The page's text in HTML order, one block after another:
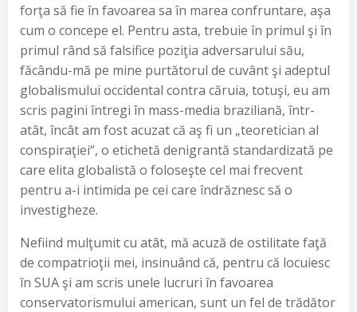
forţa să fie în favoarea sa în marea confruntare, aşa
cum o concepe el. Pentru asta, trebuie în primul şi în
primul rând să falsifice poziţia adversarului său,
făcându-mă pe mine purtătorul de cuvânt şi adeptul
globalismului occidental contra căruia, totuşi, eu am
scris pagini întregi în mass-media braziliană, într-
atât, încât am fost acuzat că aş fi un „teoretician al
conspiraţiei“, o etichetă denigrantă standardizată pe
care elita globalistă o foloseşte cel mai frecvent
pentru a-i intimida pe cei care îndrăznesc să o
investigheze.
Nefiind mulţumit cu atât, mă acuză de ostilitate faţă
de compatrioţii mei, insinuând că, pentru că locuiesc
în SUA şi am scris unele lucruri în favoarea
conservatorismului american, sunt un fel de trădător